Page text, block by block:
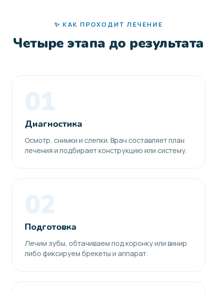
✨ КАК ПРОХОДИТ ЛЕЧЕНИЕ
Четыре этапа до результата
Диагностика
Осмотр, снимки и слепки. Врач составляет план
лечения и подбирает конструкцию или систему.
Подготовка
Лечим зубы, обтачиваем под коронку или винир
либо фиксируем брекеты и аппарат.